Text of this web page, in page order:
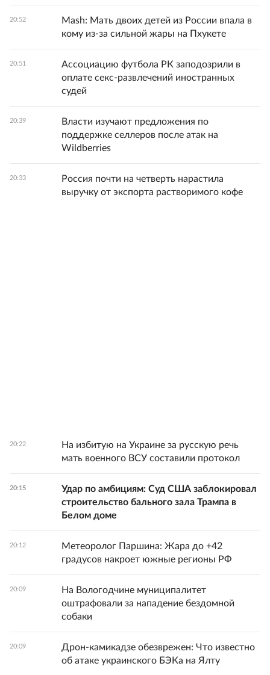
20:52
Mash: Мать двоих детей из России впала в
кому из-за сильной жары на Пхукете
20:51
Ассоциацию футбола РК заподозрили в
оплате секс-развлечений иностранных
судей
20:39
Власти изучают предложения по
поддержке селлеров после атак на
Wildberries
20:33
Россия почти на четверть нарастила
выручку от экспорта растворимого кофе
20:22
На избитую на Украине за русскую речь
мать военного ВСУ составили протокол
20:15
Удар по амбициям: Суд США заблокировал
строительство бального зала Трампа в
Белом доме
20:12
Метеоролог Паршина: Жара до +42
градусов накроет южные регионы РФ
20:09
На Вологодчине муниципалитет
оштрафовали за нападение бездомной
собаки
20:09
Дрон-камикадзе обезврежен: Что известно
об атаке украинского БЭКа на Ялту